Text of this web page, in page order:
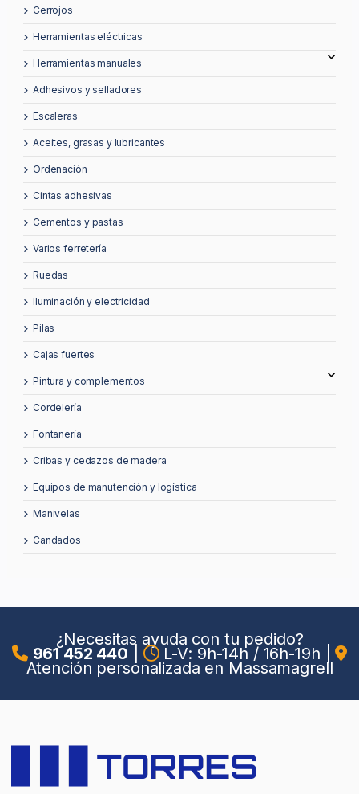
cerrojos
herramientas eléctricas
herramientas manuales
adhesivos y selladores
escaleras
aceites, grasas y lubricantes
ordenación
cintas adhesivas
cementos y pastas
varios ferretería
ruedas
iluminación y electricidad
pilas
cajas fuertes
pintura y complementos
cordelería
fontanería
cribas y cedazos de madera
equipos de manutención y logística
manivelas
candados
¿Necesitas ayuda con tu pedido?
961 452 440 L-V: 9h-14h / 16h-19h
Atención personalizada en Massamagrell